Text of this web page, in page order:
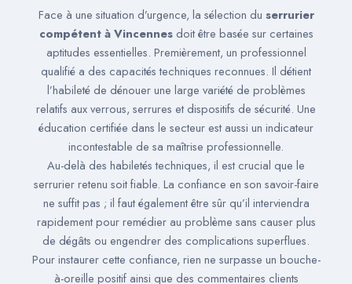
Face à une situation d’urgence, la sélection du serrurier
compétent à Vincennesdoit être basée sur certaines
aptitudes essentielles. Premièrement, un professionnel
qualifié a des capacités techniques reconnues. Il détient
l’habileté de dénouer une large variété de problèmes
relatifs aux verrous, serrures et dispositifs de sécurité. Une
éducation certifiée dans le secteur est aussi un indicateur
incontestable de sa maîtrise professionnelle.
Au-delà des habiletés techniques, il est crucial que le
serrurier retenu soit fiable. La confiance en son savoir-faire
ne suffit pas ; il faut également être sûr qu’il interviendra
rapidement pour remédier au problème sans causer plus
de dégâts ou engendrer des complications superflues.
Pour instaurer cette confiance, rien ne surpasse un bouche-
à-oreille positif ainsi que des commentaires clients